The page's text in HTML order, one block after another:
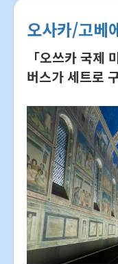
오사카/고베
「오쓰카 국제
버스가 세트로